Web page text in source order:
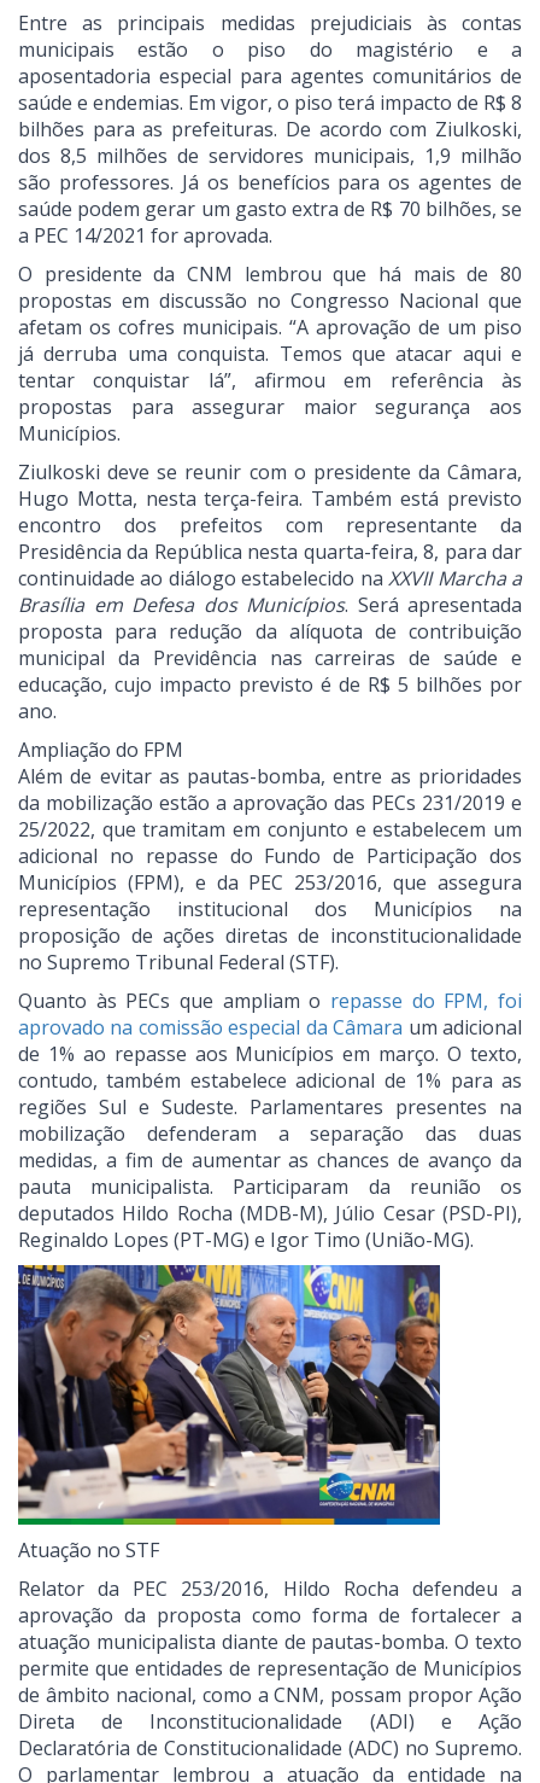
Entre as principais medidas prejudiciais às contas
municipais estão o piso do magistério e a
aposentadoria especial para agentes comunitários de
saúde e endemias. Em vigor, o piso terá impacto de R$ 8
bilhões para as prefeituras. De acordo com Ziulkoski,
dos 8,5 milhões de servidores municipais, 1,9 milhão
são professores. Já os benefícios para os agentes de
saúde podem gerar um gasto extra de R$ 70 bilhões, se
a PEC 14/2021 for aprovada.
O presidente da CNM lembrou que há mais de 80
propostas em discussão no Congresso Nacional que
afetam os cofres municipais. “A aprovação de um piso
já derruba uma conquista. Temos que atacar aqui e
tentar conquistar lá”, afirmou em referência às
propostas para assegurar maior segurança aos
Municípios.
Ziulkoski deve se reunir com o presidente da Câmara,
Hugo Motta, nesta terça-feira. Também está previsto
encontro dos prefeitos com representante da
Presidência da República nesta quarta-feira, 8, para dar
continuidade ao diálogo estabelecido naXXVII Marcha a
Brasília em Defesa dos Municípios. Será apresentada
proposta para redução da alíquota de contribuição
municipal da Previdência nas carreiras de saúde e
educação, cujo impacto previsto é de R$ 5 bilhões por
ano.
Ampliação do FPM
Além de evitar as pautas-bomba, entre as prioridades
da mobilização estão a aprovação das PECs 231/2019 e
25/2022, que tramitam em conjunto e estabelecem um
adicional no repasse do Fundo de Participação dos
Municípios (FPM), e da PEC 253/2016, que assegura
representação institucional dos Municípios na
proposição de ações diretas de inconstitucionalidade
no Supremo Tribunal Federal (STF).
Quanto às PECs que ampliam o repasse do FPM, foi
aprovado na comissão especial da Câmara um adicional
de 1% ao repasse aos Municípios em março. O texto,
contudo, também estabelece adicional de 1% para as
regiões Sul e Sudeste. Parlamentares presentes na
mobilização defenderam a separação das duas
medidas, a fim de aumentar as chances de avanço da
pauta municipalista. Participaram da reunião os
deputados Hildo Rocha (MDB-M), Júlio Cesar (PSD-PI),
Reginaldo Lopes (PT-MG) e Igor Timo (União-MG).
Atuação no STF
Relator da PEC 253/2016, Hildo Rocha defendeu a
aprovação da proposta como forma de fortalecer a
atuação municipalista diante de pautas-bomba. O texto
permite que entidades de representação de Municípios
de âmbito nacional, como a CNM, possam propor Ação
Direta de Inconstitucionalidade (ADI) e Ação
Declaratória de Constitucionalidade (ADC) no Supremo.
O parlamentar lembrou a atuação da entidade na